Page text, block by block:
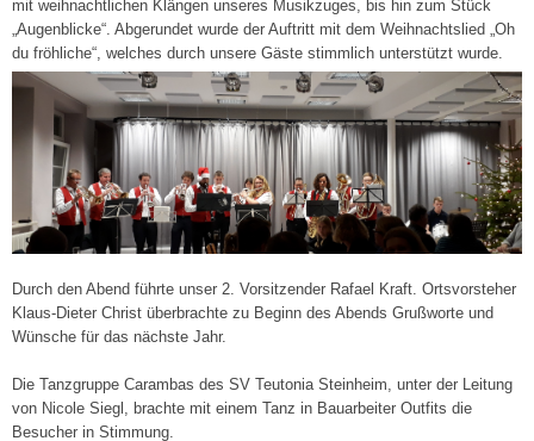
mit weihnachtlichen Klängen unseres Musikzuges, bis hin zum Stück
„Augenblicke“. Abgerundet wurde der Auftritt mit dem Weihnachtslied „Oh
du fröhliche“, welches durch unsere Gäste stimmlich unterstützt wurde.
Durch den Abend führte unser 2. Vorsitzender Rafael Kraft. Ortsvorsteher
Klaus-Dieter Christ überbrachte zu Beginn des Abends Grußworte und
Wünsche für das nächste Jahr.
Die Tanzgruppe Carambas des SV Teutonia Steinheim, unter der Leitung
von Nicole Siegl, brachte mit einem Tanz in Bauarbeiter Outfits die
Besucher in Stimmung.